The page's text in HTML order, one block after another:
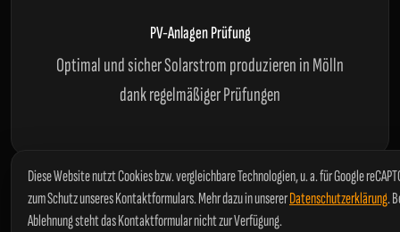
PV-Anlagen Prüfung
Optimal und sicher Solarstrom produzieren in Mölln
dank regelmäßiger Prüfungen
Alles weitere zu Arten von Prüfungen und den verschiedenen
Normen erfahren Sie in unseremkurzen Ratgeber.
Diese Website nutzt Cookies bzw. vergleichbare Technologien, u. a. für Google
zum Schutz unseres Kontaktformulars. Mehr dazu in unsererDatenschutzerklärung.
Ablehnung steht das Kontaktformular nicht zur Verfügung.